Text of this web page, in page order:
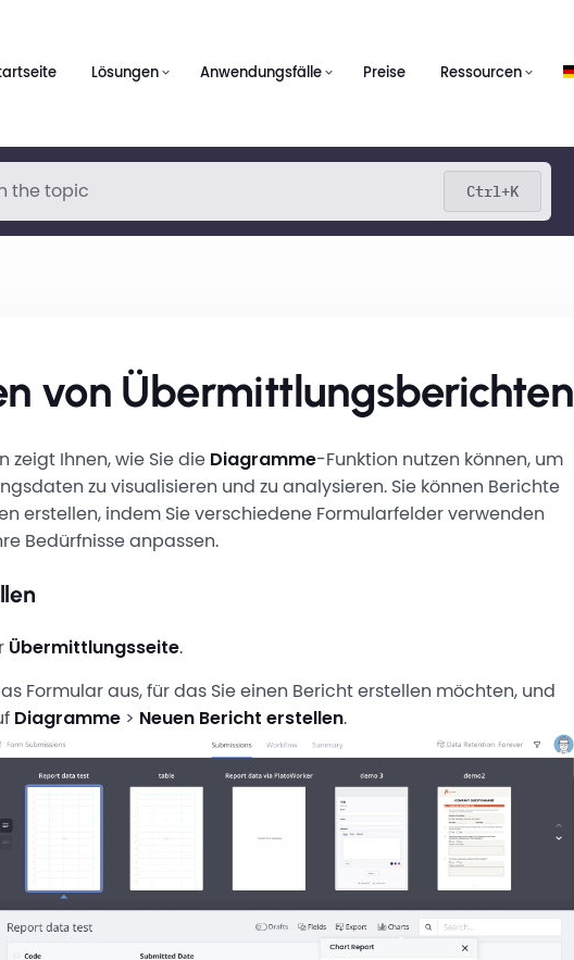
Lösungen Anwendungsfälle Preise Ressourcen
Ctrl+K
von Übermittlungsberichten
zeigt Ihnen, wie Sie die Diagramme-Funktion nutzen können, um
zu visualisieren und zu analysieren. Sie können Berichte
erstellen, indem Sie verschiedene Formularfelder verwenden
Bedürfnisse anpassen.
Übermittlungsseite.
Formular aus, für das Sie einen Bericht erstellen möchten, und
Diagramme> Neuen Bericht erstellen.